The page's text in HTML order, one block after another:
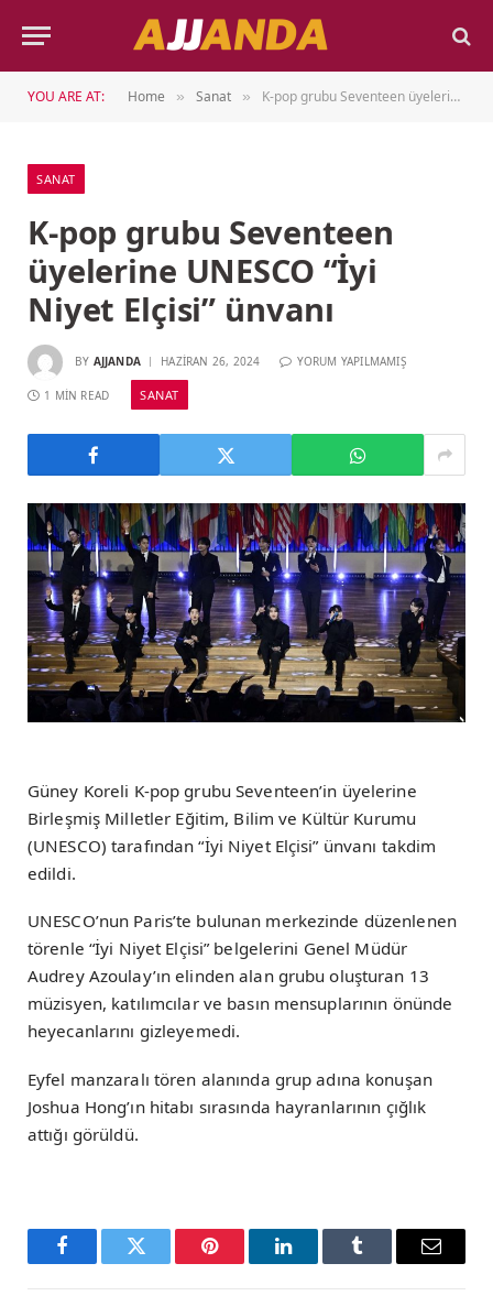
YOU ARE AT: Home » Sanat » K-pop grubu Seventeen üyelerine UNESCO “İyi Niyet Elçisi” ünvanı
SANAT
K-pop grubu Seventeen
üyelerine UNESCO “İyi
Niyet Elçisi” ünvanı
BY AJJANDA HAZIRAN 26, 2024 YORUM YAPILMAMIŞ
1 MIN READ SANAT
Güney Koreli K-pop grubu Seventeen’in üyelerine
Birleşmiş Milletler Eğitim, Bilim ve Kültür Kurumu
(UNESCO) tarafından “İyi Niyet Elçisi” ünvanı takdim
edildi.
UNESCO’nun Paris’te bulunan merkezinde düzenlenen
törenle “İyi Niyet Elçisi” belgelerini Genel Müdür
Audrey Azoulay’ın elinden alan grubu oluşturan 13
müzisyen, katılımcılar ve basın mensuplarının önünde
heyecanlarını gizleyemedi.
Eyfel manzaralı tören alanında grup adına konuşan
Joshua Hong’ın hitabı sırasında hayranlarının çığlık
attığı görüldü.
FacebookTwitter Pinterest LinkedInTumblr Email